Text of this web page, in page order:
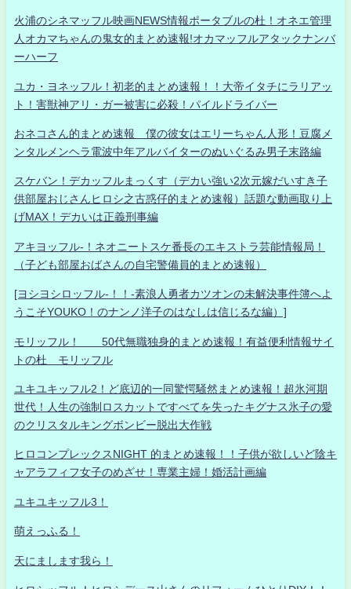
火浦のシネマッフル映画NEWS情報ポータブルの杜！オネエ管理
人オカマちゃんの鬼女的まとめ速報!オカマッフルアタックナンバ
ーハーフ
ユカ・ヨネッフル！初老的まとめ速報！！大帝イタチにラリアッ
ト！害獣神アリ・ガー被害に必殺！パイルドライバー
おネコさん的まとめ速報 僕の彼女はエリーちゃん人形！豆腐メ
ンタルメンヘラ電波中年アルバイターのぬいぐるみ男子末路編
スケバン！デカッフルまっくす（デカい強い2次元嫁だいすき子
供部屋おじさんヒロシ之古惑仔的まとめ速報）話題な動画取り上
げMAX！デカいは正義刑事編
アキヨッフル-！ネオニートスケ番長のエキストラ芸能情報局！
（子ども部屋おばさんの自宅警備員的まとめ速報）
[ヨシヨシロッフル-！！-素浪人勇者カツオンの未解決事件簿へよ
うこそYOUKO！のナンノ洋子のはなしは信じるな編）]
モリッフル！ 50代無職独身的まとめ速報！有益便利情報サイ
トの杜 モリッフル
ユキユキッフル2！ど底辺的一同驚愕騒然まとめ速報！超氷河期
世代！人生の強制ロスカットですべてを失ったキグナス氷子の愛
のクリスタルキングボンビー脱出大作戦
ヒロコンプレックスNIGHT 的まとめ速報！！子供が欲しいど陰キ
ャアラフィフ女子のめざせ！専業主婦！婚活計画編
ユキユキッフル3！
萌えっふる！
天にまします我ら！